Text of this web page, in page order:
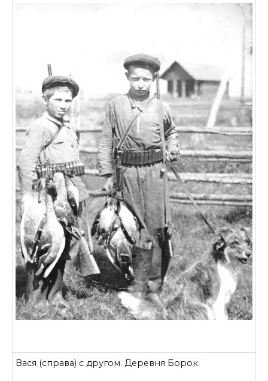
Вася (справа) с другом. Деревня Борок.